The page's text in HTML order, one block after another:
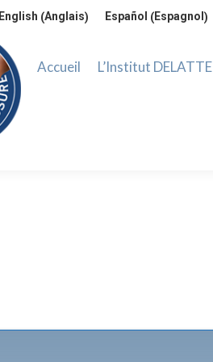
English (Anglais) Español (Espagnol )
Accueil L’Institut DELATTE
Accueil L’Institut DELATTE